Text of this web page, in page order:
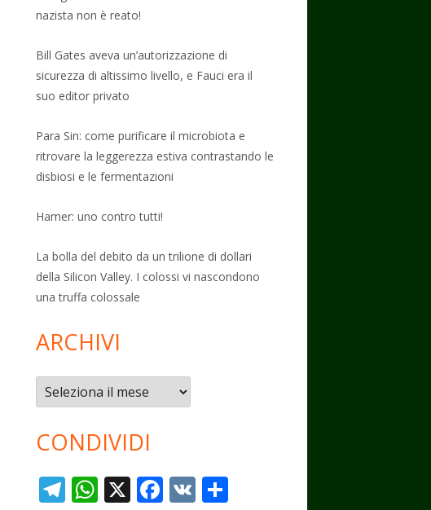
nazista non è reato!
Bill Gates aveva un’autorizzazione di
sicurezza di altissimo livello, e Fauci era il
suo editor privato
Para Sin: come purificare il microbiota e
ritrovare la leggerezza estiva contrastando le
disbiosi e le fermentazioni
Hamer: uno contro tutti!
La bolla del debito da un trilione di dollari
della Silicon Valley. I colossi vi nascondono
una truffa colossale
ARCHIVI
Archivi
CONDIVIDI
T W X F V